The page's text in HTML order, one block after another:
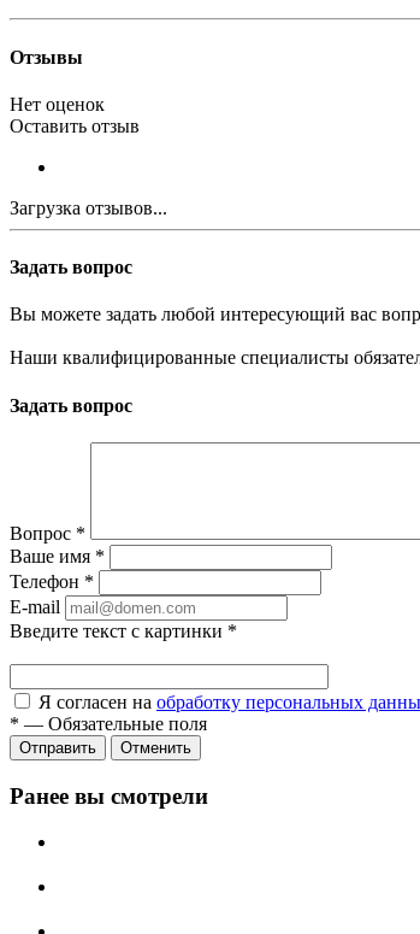
Отзывы
Нет оценок
Оставить отзыв
Загрузка отзывов...
Задать вопрос
Вы можете задать любой интересующий вас
Наши квалифицированные специалисты
Задать вопрос
Вопрос *
Ваше имя *
Телефон *
E-mail
Введите текст с картинки *
Я согласен на обработку персональных
* — Обязательные поля
Отправить Отменить
Ранее вы смотрели